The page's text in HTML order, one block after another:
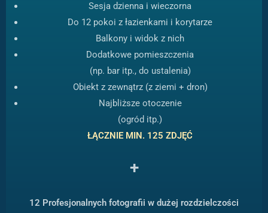
Sesja dzienna i wieczorna
Do 12 pokoi z łazienkami i korytarze
Balkony i widok z nich
Dodatkowe pomieszczenia
(np. bar itp., do ustalenia)
Obiekt z zewnątrz (z ziemi + dron)
Najbliższe otoczenie
(ogród itp.)
ŁĄCZNIE MIN. 125 ZDJĘĆ
+
12 Profesjonalnych fotografii w dużej rozdzielczości